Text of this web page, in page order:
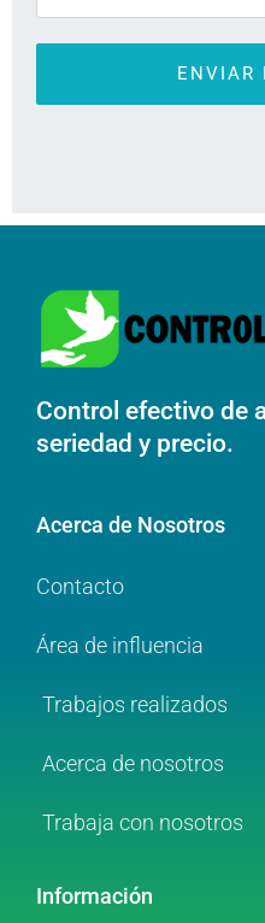
ENVIAR
Control efectivo de
seriedad y precio.
Acerca de Nosotros
Contacto
Área de influencia
Trabajos realizados
Acerca de nosotros
Trabaja con nosotros
Información